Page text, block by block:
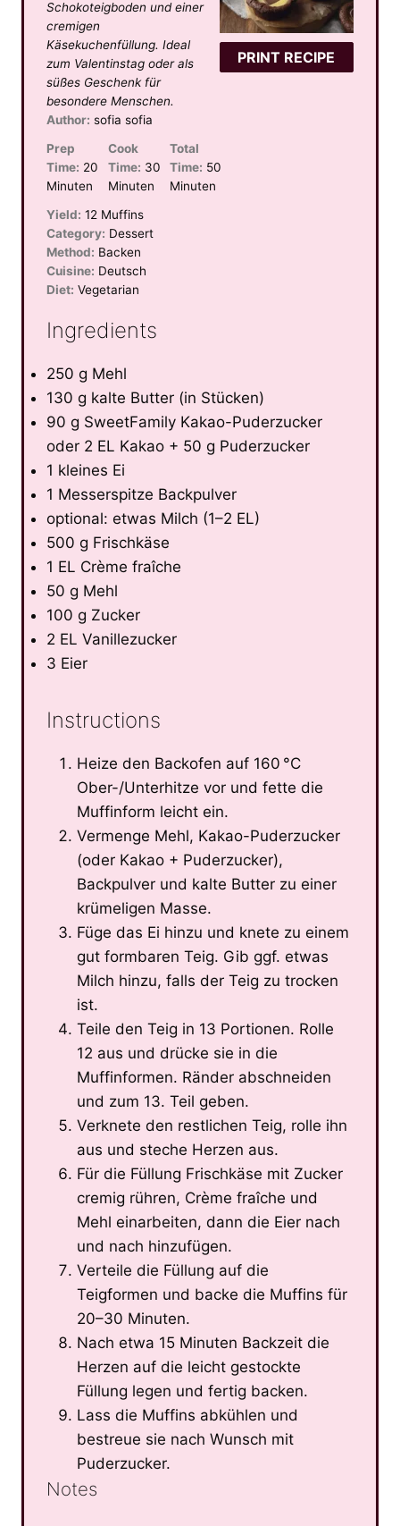
PRINT RECIPE
r
s
r
s
r
s
r
s
r
Schokoteigboden und einer
cremigen
Käsekuchenfüllung. Ideal
zum Valentinstag oder als
süßes Geschenk für
besondere Menschen.
Author: sofia sofia
Prep
Time: 20
Minuten
Cook
Time: 30
Minuten
Total
Time: 50
Minuten
Yield: 12 Muffins
Category: Dessert
Method: Backen
Cuisine: Deutsch
Diet: Vegetarian
Ingredients
250 g Mehl
130 g kalte Butter (in Stücken)
90 g SweetFamily Kakao-Puderzucker
oder 2 EL Kakao + 50 g Puderzucker
1 kleines Ei
1 Messerspitze Backpulver
optional: etwas Milch (1–2 EL)
500 g Frischkäse
1 EL Crème fraîche
50 g Mehl
100 g Zucker
2 EL Vanillezucker
3 Eier
Instructions
Heize den Backofen auf 160 °C
Ober-/Unterhitze vor und fette die
Muffinform leicht ein.
Vermenge Mehl, Kakao-Puderzucker
(oder Kakao + Puderzucker),
Backpulver und kalte Butter zu einer
krümeligen Masse.
Füge das Ei hinzu und knete zu einem
gut formbaren Teig. Gib ggf. etwas
Milch hinzu, falls der Teig zu trocken
ist.
Teile den Teig in 13 Portionen. Rolle
12 aus und drücke sie in die
Muffinformen. Ränder abschneiden
und zum 13. Teil geben.
Verknete den restlichen Teig, rolle ihn
aus und steche Herzen aus.
Für die Füllung Frischkäse mit Zucker
cremig rühren, Crème fraîche und
Mehl einarbeiten, dann die Eier nach
und nach hinzufügen.
Verteile die Füllung auf die
Teigformen und backe die Muffins für
20–30 Minuten.
Nach etwa 15 Minuten Backzeit die
Herzen auf die leicht gestockte
Füllung legen und fertig backen.
Lass die Muffins abkühlen und
bestreue sie nach Wunsch mit
Puderzucker.
Notes